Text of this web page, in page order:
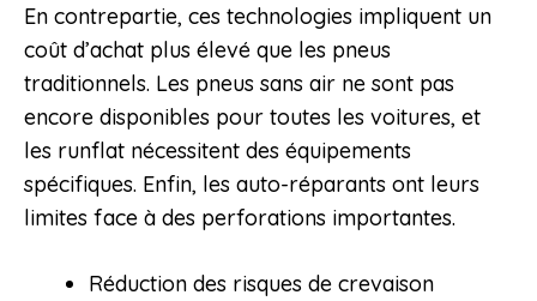
En contrepartie, ces technologies impliquent un
coût d’achat plus élevé que les pneus
traditionnels. Les pneus sans air ne sont pas
encore disponibles pour toutes les voitures, et
les runflat nécessitent des équipements
spécifiques. Enfin, les auto-réparants ont leurs
limites face à des perforations importantes.
Réduction des risques de crevaison